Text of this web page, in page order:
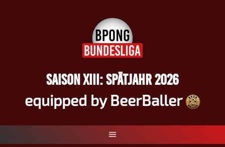
SAISON XIII: SPÄTJAHR 2026
equipped by BeerBaller